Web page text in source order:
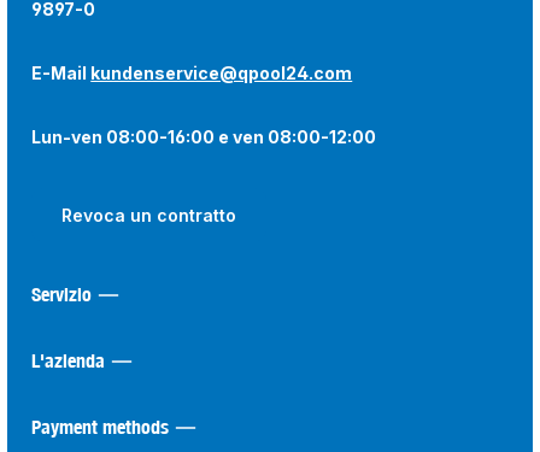
9897-0
E-Mail kundenservice@qpool24.com
Lun-ven 08:00-16:00 e ven 08:00-12:00
Revoca un contratto
Servizio
L'azienda
Payment methods